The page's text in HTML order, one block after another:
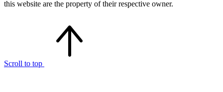
this website are the property of their respective owner.
Scroll to top